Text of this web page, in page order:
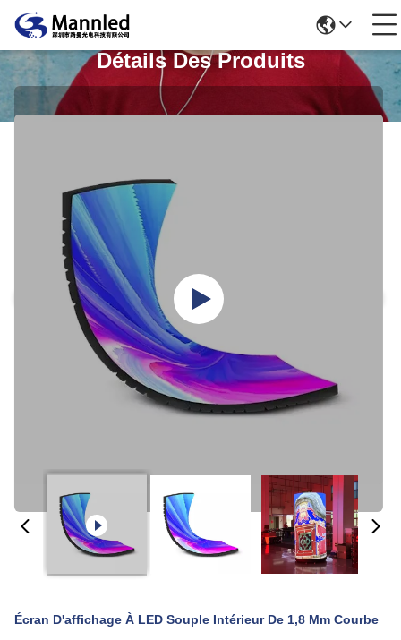
Détails Des Produits
Écran D'affichage À LED Souple Intérieur De 1,8 Mm Courbe